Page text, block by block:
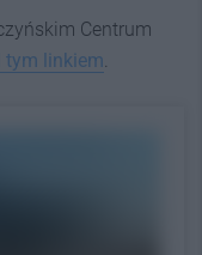
Centrum
tym linkiem.